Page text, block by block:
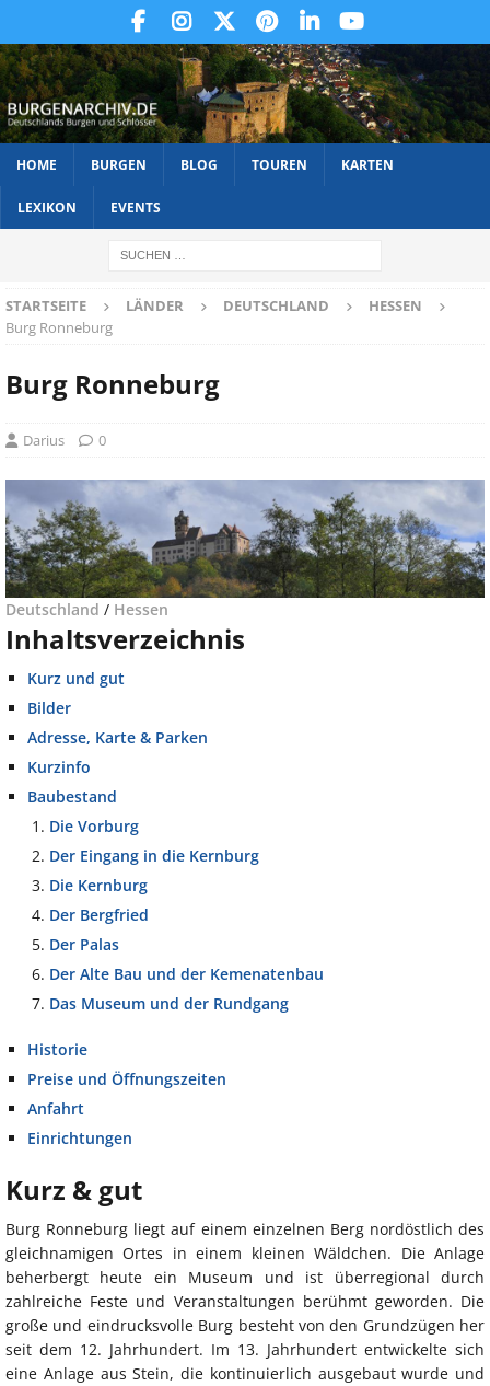
HOME BURGEN BLOG TOUREN KARTEN
LEXIKON EVENTS
STARTSEITE LÄNDER DEUTSCHLAND
HESSEN
Burg Ronneburg
Burg Ronneburg
Darius 0
Deutschland / Hessen
Inhaltsverzeichnis
Kurz und gut
Bilder
Adresse, Karte & Parken
Kurzinfo
Baubestand
Die Vorburg
Der Eingang in die Kernburg
Die Kernburg
Der Bergfried
Der Palas
Der Alte Bau und der Kemenatenbau
Das Museum und der Rundgang
Historie
Preise und Öffnungszeiten
Anfahrt
Einrichtungen
Kurz & gut
Burg Ronneburg liegt auf einem einzelnen Berg nordöstlich des
gleichnamigen Ortes in einem kleinen Wäldchen. Die Anlage
beherbergt heute ein Museum und ist überregional durch
zahlreiche Feste und Veranstaltungen berühmt geworden. Die
große und eindrucksvolle Burg besteht von den Grundzügen her
seit dem 12. Jahrhundert. Im 13. Jahrhundert entwickelte sich
eine Anlage aus Stein, die kontinuierlich ausgebaut wurde und